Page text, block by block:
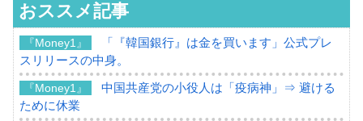
おススメ記事
『Money1』
「『韓国銀行』は金を買います」公式プレ
スリリースの中身。
『Money1』
中国共産党の小役人は「疫病神」⇒ 避ける
ために休業